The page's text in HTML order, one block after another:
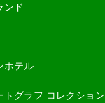
ンド
ホテル
トグラフ コレクション